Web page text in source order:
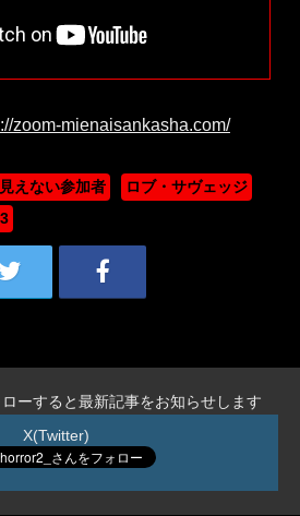
zoom-mienaisankasha.com/
えない参加者
ロブ・サヴェッジ
ーすると最新記事をお知らせします
X(Twitter)